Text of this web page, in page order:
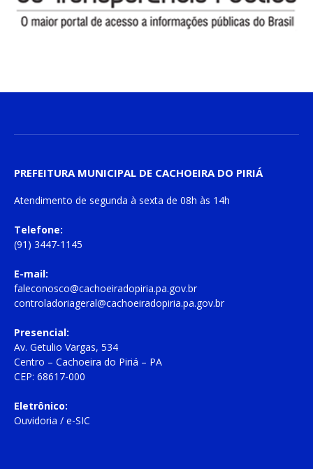
PREFEITURA MUNICIPAL DE CACHOEIRA DO PIRIÁ
Atendimento de segunda à sexta de 08h às 14h
Telefone:
(91) 3447-1145
E-mail:
faleconosco@cachoeiradopiria.pa.gov.br
controladoriageral@cachoeiradopiria.pa.gov.br
Presencial:
Av. Getulio Vargas, 534
Centro – Cachoeira do Piriá – PA
CEP: 68617-000
Eletrônico:
Ouvidoria / e-SIC